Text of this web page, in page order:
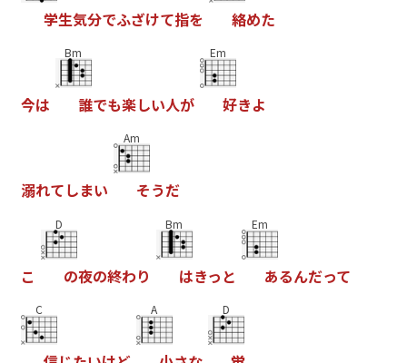
学生気分でふざけて指を 絡めた
今は
Bm
誰でも楽しい人が
Em
好きよ
溺れてしまい
Am
そうだ
こ
D
の夜の終わり
Bm
はきっ と
Em
あるんだって
C A D